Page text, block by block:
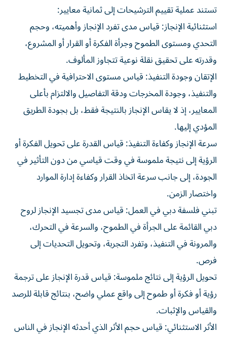
تستند عملية تقييم الترشيحات إلى ثمانية معايير:
استثنائية الإنجاز: قياس مدى تفرد الإنجاز وأهميته، وحجم
التحدي ومستوى الطموح وجرأة الفكرة أو القرار أو المشروع،
وقدرته على تحقيق نقلة نوعية تتجاوز المألوف.
الإتقان وجودة التنفيذ: قياس مستوى الاحترافية في التخطيط
والتنفيذ، وجودة المخرجات ودقة التفاصيل والالتزام بأعلى
المعايير، إذ لا يقاس الإنجاز بالنتيجة فقط، بل بجودة الطريق
المؤدي إليها.
سرعة الإنجاز وكفاءة التنفيذ: قياس القدرة على تحويل الفكرة أو
الرؤية إلى نتيجة ملموسة في وقت قياسي من دون التأثير في
الجودة، إلى جانب سرعة اتخاذ القرار وكفاءة إدارة الموارد
واختصار الزمن.
تبني فلسفة دبي في العمل: قياس مدى تجسيد الإنجاز لروح
دبي القائمة على الجرأة في الطموح، والسرعة في التحرك،
والمرونة في التنفيذ، وتفرد التجربة، وتحويل التحديات إلى
فرص.
تحويل الرؤية إلى نتائج ملموسة: قياس قدرة الإنجاز على ترجمة
رؤية أو فكرة أو طموح إلى واقع عملي واضح، بنتائج قابلة للرصد
والقياس والإثبات.
الأثر الاستثنائي: قياس حجم الأثر الذي أحدثه الإنجاز في الناس